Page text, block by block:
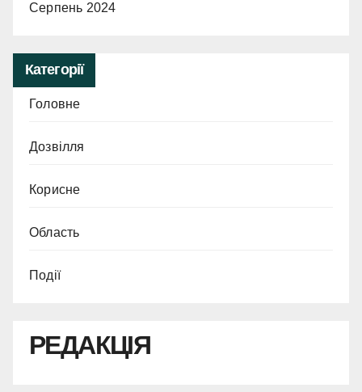
Серпень 2024
Категорії
Головне
Дозвілля
Корисне
Область
Події
РЕДАКЦІЯ